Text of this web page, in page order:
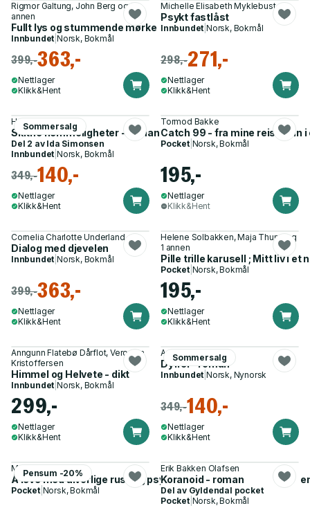
Rigmor Galtung, John Berg og 1
annen
Fullt lys og stummende mørke
Innbundet |Norsk, Bokmål
399,-363,-
Nettlager
Klikk&Hent
Michelle Elisabeth Myklebust
Psykt fastlåst
Innbundet |Norsk, Bokmål
298,-271,-
Nettlager
Klikk&Hent
Sommersalg
Hege Arstad
Skitne hemmeligheter - roman
Del 2 av Ida Simonsen
Innbundet |Norsk, Bokmål
349,-140,-
Nettlager
Klikk&Hent
Tormod Bakke
Catch 99 - fra mine reiser inn i
Pocket| Norsk, Bokmål
195,-
Nettlager
Klikk&Hent
Cornelia Charlotte Underland
Dialog med djevelen
Innbundet |Norsk, Bokmål
399,-363,-
Nettlager
Klikk&Hent
Helene Solbakken, Maja Thune og
1 annen
Pille trille karusell ; Mitt liv i et
Pocket| Norsk, Bokmål
195,-
Nettlager
Klikk&Hent
Anngunn Flatebø Dårflot, Veronica
Kristoffersen
Himmel og Helvete - dikt
Innbundet |Norsk, Bokmål
299,-
Nettlager
Klikk&Hent
Sommersalg
Arnt Birkedal
Dyffel - roman
Innbundet |Norsk, Nynorsk
349,-140,-
Nettlager
Klikk&Hent
Pensum -20%
Margareth Randby
Å leve med alvorlige rus- og psykiatriproblemer - på vei mot
Pocket| Norsk, Bokmål
Erik Bakken Olafsen
Koranoid - roman
Del av Gyldendal pocket
Pocket| Norsk, Bokmål